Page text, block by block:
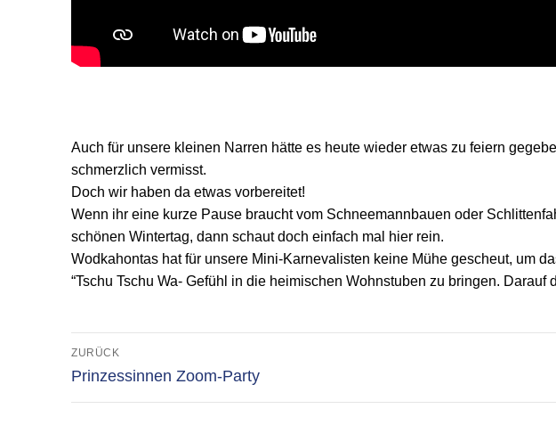
Auch für unsere kleinen Narren hätte es heute wieder etwas zu feiern
schmerzlich vermisst.
Doch wir haben da etwas vorbereitet!
Wenn ihr eine kurze Pause braucht vom Schneemannbauen oder
schönen Wintertag, dann schaut doch einfach mal hier rein.
Wodkahontas hat für unsere Mini-Karnevalisten keine Mühe gescheut, um
“Tschu Tschu Wa- Gefühl in die heimischen Wohnstuben zu bringen.
Beitragsnavigation
ZURÜCK
Vorheriger
Prinzessinnen Zoom-Party